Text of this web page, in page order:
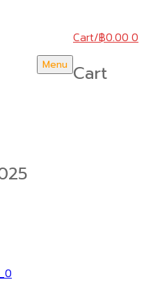
Menu
Cart/฿0.00 0
Cart